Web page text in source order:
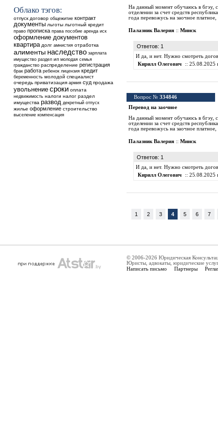
Облако тэгов:
отпуск договор общежитие контракт
документы льготы льготный кредит
право прописка права пособие аренда иск
оформление документов
квартира долг амнистия отработка
алименты наследство зарплата
имущество раздел ип молодая семья
гражданство распределение регистрация
брак работа ребенок лицензия кредит
беременность молодой специалист
очередь приватизация армия суд продажа
увольнение сроки оплата
недвижимость налоги налог раздел
имущества развод декретный отпуск
жилье оформление строительство
выселение компенсация
На данный момент обучаюсь в бгэу,
отделении за счет средств
года перевожусь на заочное
Палазник Валерия :: Минск
Ответов: 1
И да, и нет. Нужно смотреть
Кирилл Олегович
:: 25.08.2025
Вопрос № 334846
Перевод на заочное
На данный момент обучаюсь в бгэу,
отделении за счет средств
года перевожусь на заочное
Палазник Валерия :: Минск
Ответов: 1
И да, и нет. Нужно смотреть
Кирилл Олегович
:: 25.08.2025
1 2 3 4 5 6 7
© 2006-2026 Юридическая
Юристы, адвокаты, юридические
Написать письмо Партнеры